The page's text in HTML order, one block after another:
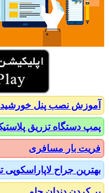
نصب پنل خورشیدی
دستگاه تزریق پلاستیک
بار مسافری
جراح لاپاراسکوپی تهران